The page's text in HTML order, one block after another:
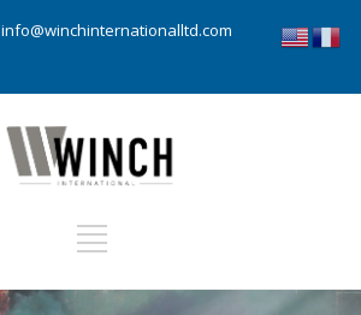
info@winchinternationalltd.com